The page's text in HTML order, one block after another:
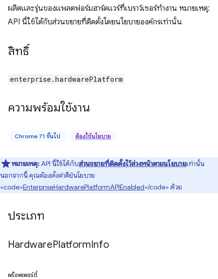
ผลิตและรุ่นของแพลตฟอร์มฮาร์ดแวร์ที่เบราว์เซอร์ทำงาน หมายเหตุ:
API นี้ใช้ได้กับส่วนขยายที่ติดตั้งโดยนโยบายองค์กรเท่านั้น
สิทธิ์
enterprise.hardwarePlatform
ความพร้อมใช้งาน
Chrome 71 ขึ้นไป ต้องใช้นโยบาย
หมายเหตุ:API นี้ใช้ได้กับส่วนขยายที่ติดตั้งไว้ล่วงหน้าตามนโยบายเท่านั้น
นอกจากนี้ คุณต้องตั้งค่าคีย์นโยบาย
<code>EnterpriseHardwarePlatformAPIEnabled</code> ด้วย
ประเภท
HardwarePlatformInfo
พร็อพเพอร์ตี้